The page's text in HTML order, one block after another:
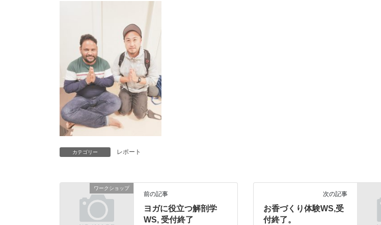
カテゴリー レポート
ワークショップ
前の記事
ヨガに役立つ解剖学
WS, 受付終了
次の記事
お香づくり体験WS,受
付終了。